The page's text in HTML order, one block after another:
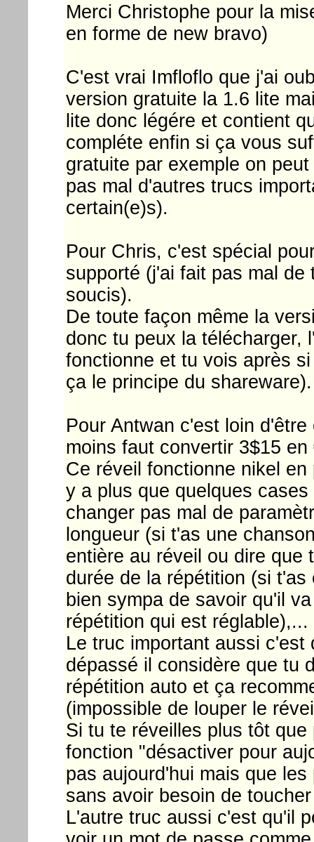
Merci Christophe pour la
en forme de new bravo)
C'est vrai Imfloflo que j'ai
version gratuite la 1.6 lite
lite donc légére et contient
compléte enfin si ça vous
gratuite par exemple on
pas mal d'autres trucs
certain(e)s).
Pour Chris, c'est spécial
supporté (j'ai fait pas mal
soucis).
De toute façon même la
donc tu peux la télécharger,
fonctionne et tu vois après
ça le principe du shareware).
Pour Antwan c'est loin
moins faut convertir 3$15 en
Ce réveil fonctionne nikel
y a plus que quelques
changer pas mal de
longueur (si t'as une
entière au réveil ou dire que
durée de la répétition (si
bien sympa de savoir qu'il
répétition qui est réglable),...
Le truc important aussi
dépassé il considère que tu
répétition auto et ça
(impossible de louper le
Si tu te réveilles plus tôt
fonction "désactiver pour
pas aujourd'hui mais que
sans avoir besoin de
L'autre truc aussi c'est qu'il